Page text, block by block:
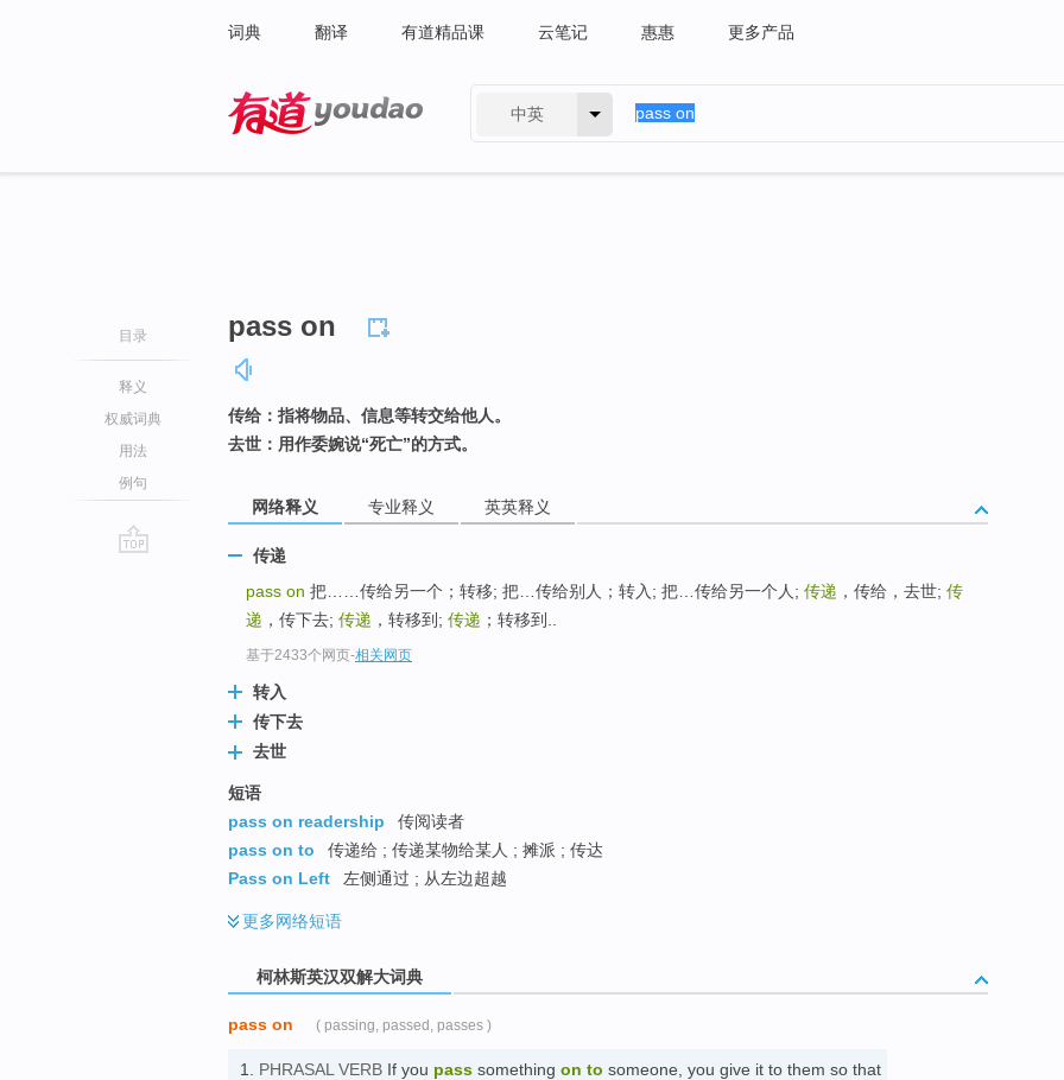
词典 翻译 有道精品课 云笔记 惠惠 更多产品
中英
目录
释义
权威词典
用法
例句
pass on
传给：指将物品、信息等转交给他人。
去世：用作委婉说“死亡”的方式。
网络释义 专业释义 英英释义
传递
pass on 把……传给另一个；转移; 把…传给别人；转入; 把…传给另一个人; 传递 ，传给，去世; 传
递 ，传下去; 传递 ，转移到; 传递 ；转移到..
基于2433个网页-相关网页
转入
传下去
去世
短语
pass on readership
传阅读者
pass on to
传递给 ; 传递某物给某人 ; 摊派 ; 传达
Pass on Left
左侧通过 ; 从左边超越
更多网络短语
柯林斯英汉双解大词典
pass on ( passing, passed, passes )
1. PHRASAL VERB If you pass something on to someone, you give it to them so that